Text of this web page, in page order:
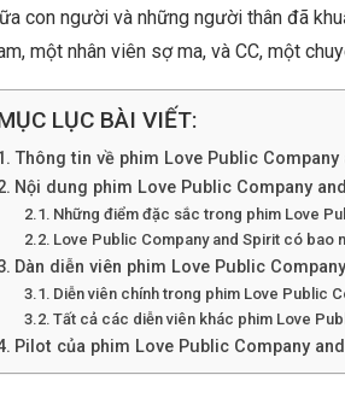
con người và những người thân đã
một nhân viên sợ ma, và CC, một
LỤC BÀI VIẾT:
Thông tin về phim Love Public Company
Nội dung phim Love Public Company
Những điểm đặc sắc trong phim Love
Love Public Company and Spirit có bao
Dàn diễn viên phim Love Public
Diễn viên chính trong phim Love Public
Tất cả các diễn viên khác phim Love
Pilot của phim Love Public Company